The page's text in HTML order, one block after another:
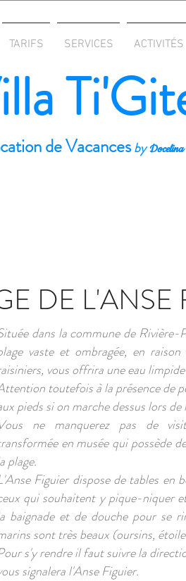
TARIFS SERVICES ACTIVITÉS
de VacancesbyDocelina
DE L'ANSE
dans la commune de
vaste et ombragée, en
vous offrira une eau
toutefois à la présence de
pieds si on marche dessus lors de
ne manquerez pas de
en musée qui possède
plage.
Figuier dispose de tables en
qui souhaitent y pique-niquer
baignade et de douche pour se
sont très beaux (oursins,
s'y rendre il faut suivre la
signalera l'Anse Figuier.